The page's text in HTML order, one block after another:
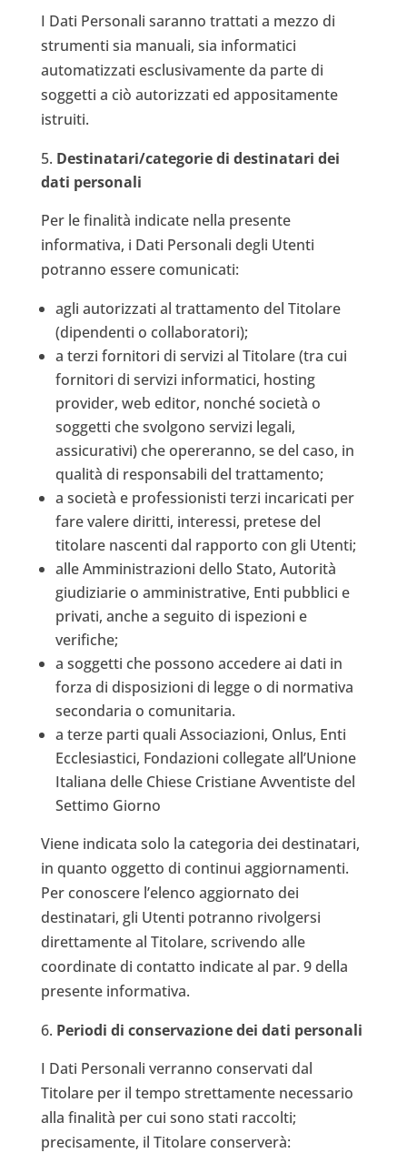
I Dati Personali saranno trattati a mezzo di
strumenti sia manuali, sia informatici
automatizzati esclusivamente da parte di
soggetti a ciò autorizzati ed appositamente
istruiti.
Destinatari/categorie di destinatari dei
dati personali
Per le finalità indicate nella presente
informativa, i Dati Personali degli Utenti
potranno essere comunicati:
agli autorizzati al trattamento del Titolare
(dipendenti o collaboratori);
a terzi fornitori di servizi al Titolare (tra cui
fornitori di servizi informatici, hosting
provider, web editor, nonché società o
soggetti che svolgono servizi legali,
assicurativi) che opereranno, se del caso, in
qualità di responsabili del trattamento;
a società e professionisti terzi incaricati per
fare valere diritti, interessi, pretese del
titolare nascenti dal rapporto con gli Utenti;
alle Amministrazioni dello Stato, Autorità
giudiziarie o amministrative, Enti pubblici e
privati, anche a seguito di ispezioni e
verifiche;
a soggetti che possono accedere ai dati in
forza di disposizioni di legge o di normativa
secondaria o comunitaria.
a terze parti quali Associazioni, Onlus, Enti
Ecclesiastici, Fondazioni collegate all’Unione
Italiana delle Chiese Cristiane Avventiste del
Settimo Giorno
Viene indicata solo la categoria dei destinatari,
in quanto oggetto di continui aggiornamenti.
Per conoscere l’elenco aggiornato dei
destinatari, gli Utenti potranno rivolgersi
direttamente al Titolare, scrivendo alle
coordinate di contatto indicate al par. 9 della
presente informativa.
Periodi di conservazione dei dati personali
I Dati Personali verranno conservati dal
Titolare per il tempo strettamente necessario
alla finalità per cui sono stati raccolti;
precisamente, il Titolare conserverà: